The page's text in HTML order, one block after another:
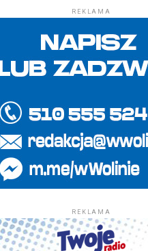
REKLAMA
REKLAMA